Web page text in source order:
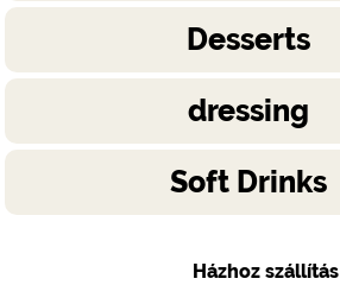
Desserts
dressing
Soft Drinks
Házhoz szállítás